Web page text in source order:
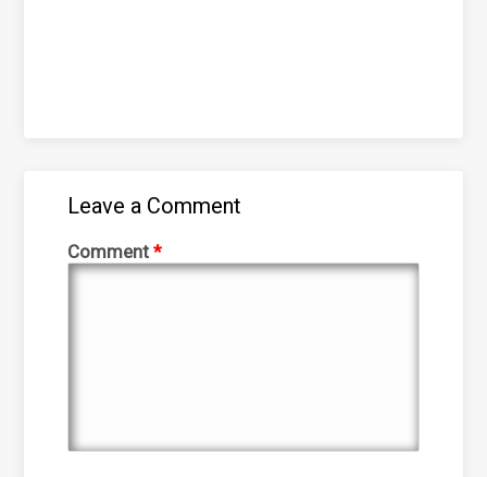
Leave a Comment
Comment*